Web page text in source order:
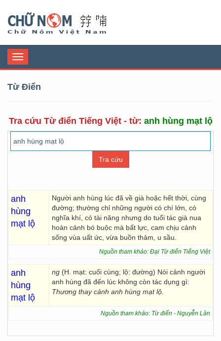
Toggle
navigation
Từ Điển
Tra cứu Từ điển Tiếng Việt - từ: anh hùng mạt lộ
anh
hùng
mạt lộ
Người anh hùng lúc đã về già hoặc hết thời, cùng
đường; thường chỉ những người có chí lớn, có
nghĩa khí, có tài năng nhưng do tuổi tác già nua
hoàn cảnh bó buộc mà bất lực, cam chịu cảnh
sống vùa uất ức, vừa buồn thảm, u sầu.
Nguồn tham khảo: Đại Từ điển Tiếng Việt
anh
hùng
mạt lộ
ng (H. mạt: cuối cùng; lộ: đường) Nói cảnh người
anh hùng đã đến lúc không còn tác dụng gì:
Thương thay cảnh anh hùng mạt lộ.
Nguồn tham khảo: Từ điển - Nguyễn Lân